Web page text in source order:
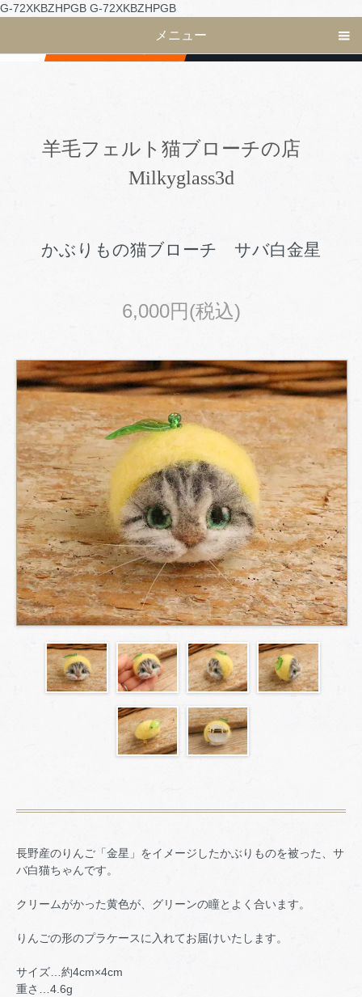
G-72XKBZHPGB G-72XKBZHPGB
メニュー
羊毛フェルト猫ブローチの店
Milkyglass3d
かぶりもの猫ブローチ サバ白金星
6,000円(税込)
長野産のりんご「金星」をイメージしたかぶりものを被った、サ
バ白猫ちゃんです。
クリームがかった黄色が、グリーンの瞳とよく合います。
りんごの形のプラケースに入れてお届けいたします。
サイズ…約4cm×4cm
重さ…4.6g